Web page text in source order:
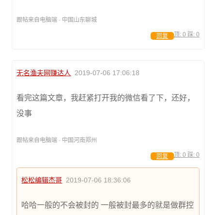
跟帖来自电脑端 · 中国山东聊城
顶: 0 踩: 0
回复
无名渔夫网赚达人 2019-07-06 17:06:18
看完这篇文章，我赶紧打开我的微信看了下，还好，
没事
跟帖来自电脑端 · 中国河南郑州
顶: 0 踩: 0
回复
松松编辑杰哥 2019-07-06 18:36:06
哈哈一般的不会被封的 一般被封最多的就是做群控